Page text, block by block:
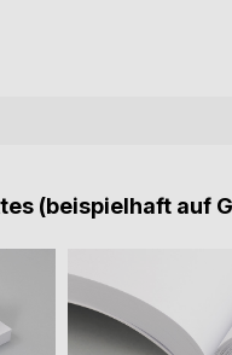
(beispielhaft auf